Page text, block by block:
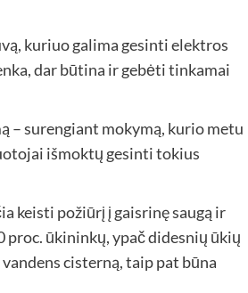
kuriuo galima gesinti elektros
dar būtina ir gebėti tinkamai
– surengiant mokymą, kurio metu
išmoktų gesinti tokius
keisti požiūrį į gaisrinę saugą ir
proc. ūkininkų, ypač didesnių ūkių
cisterną, taip pat būna